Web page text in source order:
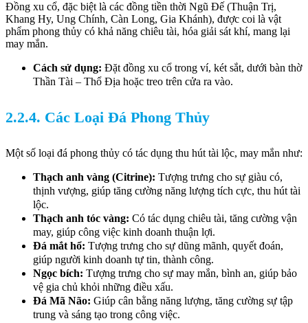
Đồng xu cổ, đặc biệt là các đồng tiền thời Ngũ Đế (Thuận Trị,
Khang Hy, Ung Chính, Càn Long, Gia Khánh), được coi là vật
phẩm phong thủy có khả năng chiêu tài, hóa giải sát khí, mang lại
may mắn.
Cách sử dụng: Đặt đồng xu cổ trong ví, két sắt, dưới bàn thờ
Thần Tài – Thổ Địa hoặc treo trên cửa ra vào.
2.2.4. Các Loại Đá Phong Thủy
Một số loại đá phong thủy có tác dụng thu hút tài lộc, may mắn như:
Thạch anh vàng (Citrine): Tượng trưng cho sự giàu có,
thịnh vượng, giúp tăng cường năng lượng tích cực, thu hút tài
lộc.
Thạch anh tóc vàng: Có tác dụng chiêu tài, tăng cường vận
may, giúp công việc kinh doanh thuận lợi.
Đá mắt hổ: Tượng trưng cho sự dũng mãnh, quyết đoán,
giúp người kinh doanh tự tin, thành công.
Ngọc bích: Tượng trưng cho sự may mắn, bình an, giúp bảo
vệ gia chủ khỏi những điều xấu.
Đá Mã Não: Giúp cân bằng năng lượng, tăng cường sự tập
trung và sáng tạo trong công việc.